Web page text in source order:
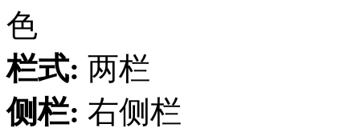
色
栏式: 两栏
侧栏: 右侧栏